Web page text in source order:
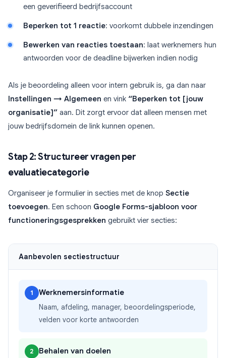
een geverifieerd bedrijfsaccount
Beperken tot 1 reactie: voorkomt dubbele inzendingen
Bewerken van reacties toestaan: laat werknemers hun
antwoorden voor de deadline bijwerken indien nodig
Als je beoordeling alleen voor intern gebruik is, ga dan naar
Instellingen → Algemeen en vink “Beperken tot [jouw
organisatie]” aan. Dit zorgt ervoor dat alleen mensen met
jouw bedrijfsdomein de link kunnen openen.
Stap 2: Structureer vragen per
evaluatiecategorie
Organiseer je formulier in secties met de knop Sectie
toevoegen. Een schoon Google Forms-sjabloon voor
functioneringsgesprekken gebruikt vier secties:
Aanbevolen sectiestructuur
1
Werknemersinformatie
Naam, afdeling, manager, beoordelingsperiode,
velden voor korte antwoorden
2
Behalen van doelen